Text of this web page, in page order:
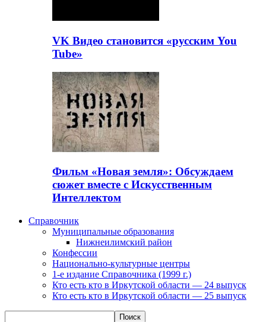
VK Видео становится «русским You
Tube»
Фильм «Новая земля»: Обсуждаем
сюжет вместе с Искусственным
Интеллектом
Справочник
Муниципальные образования
Нижнеилимский район
Конфессии
Национально-культурные центры
1-е издание Справочника (1999 г.)
Кто есть кто в Иркутской области — 24 выпуск
Кто есть кто в Иркутской области — 25 выпуск